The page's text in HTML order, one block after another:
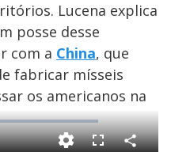
Lucena explica
posse desse
com a China, que
fabricar mísseis
os americanos na